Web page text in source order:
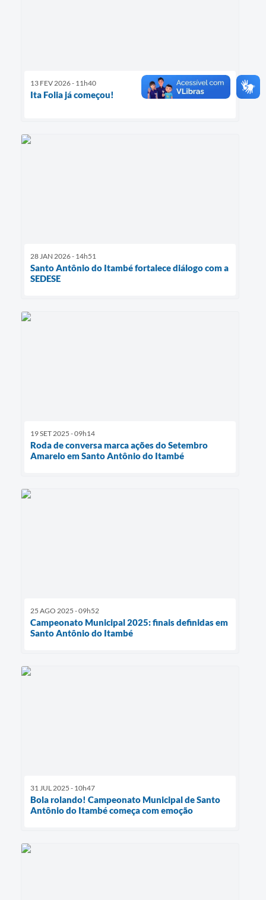
13 FEV 2026 - 11h40
Ita Folia já começou!
28 JAN 2026 - 14h51
Santo Antônio do Itambé fortalece diálogo com a
SEDESE
19 SET 2025 - 09h14
Roda de conversa marca ações do Setembro
Amarelo em Santo Antônio do Itambé
25 AGO 2025 - 09h52
Campeonato Municipal 2025: finais definidas em
Santo Antônio do Itambé
31 JUL 2025 - 10h47
Bola rolando! Campeonato Municipal de Santo
Antônio do Itambé começa com emoção